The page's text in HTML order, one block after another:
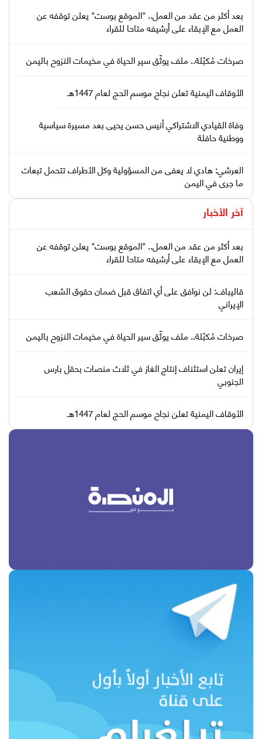
بعد أكثر من عقد من العمل.. "الموقع بوست" يعلن توقفه عن
العمل مع الإبقاء على أرشيفه متاحا للقراء
صرخات مُكبّلة.. ملف يوثّق سير الحياة في مخيمات النزوح باليمن
الأوقاف اليمنية تعلن نجاح موسم الحج لعام 1447هـ
وفاة القيادي الاشتراكي أنيس حسن يحيى بعد مسيرة سياسية
ووطنية حافلة
العرشي: هادي لا يعفى من المسؤولية وكل الأطراف تتحمل تبعات
ما جرى في اليمن
آخر الأخبار
بعد أكثر من عقد من العمل.. "الموقع بوست" يعلن توقفه عن
العمل مع الإبقاء على أرشيفه متاحا للقراء
قاليباف: لن نوافق على أي اتفاق قبل ضمان حقوق الشعب
الإيراني
صرخات مُكبّلة.. ملف يوثّق سير الحياة في مخيمات النزوح باليمن
إيران تعلن استئناف إنتاج الغاز في ثلاث منصات بحقل بارس
الجنوبي
الأوقاف اليمنية تعلن نجاح موسم الحج لعام 1447هـ